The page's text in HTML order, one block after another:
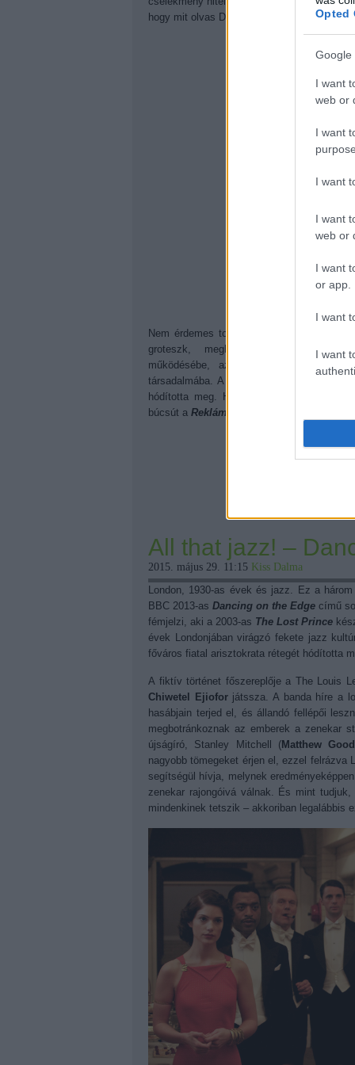
Opted
Google
I want
web or
I want
I want
I want
web or
I want
or app.
I want
I want
hogy mit olvas Don nyaralás közben.
Nem érdemes tovább ragozni: ez egy
groteszk, meghitt, emelkedett,
működésébe, az ott dolgozók
társadalmába. A kiváló színészeknek hála
hódította meg. Hiányozni fog, ahhoz
búcsút a Reklámőrültek
All that jazz! –
2015. május 29. 11:15 Kiss Dalma
London, 1930-as évek és jazz. Ez a
BBC 2013-as Dancing on the Edge című
fémjelzi, aki a 2003-as The Lost Prince
évek Londonjában virágzó fekete jazz
főváros fiatal arisztokrata rétegét hódította
A fiktív történet főszereplője a The Louis
Chiwetel Ejioforjátssza. A banda híre a
hasábjain terjed el, és állandó fellépői
megbotránkoznak az emberek a zenekar
újságíró, Stanley Mitchell (Matthew
nagyobb tömegeket érjen el, ezzel felrázva
segítségül hívja, melynek
zenekar rajongóivá válnak. És mint
mindenkinek tetszik – akkoriban legalábbis